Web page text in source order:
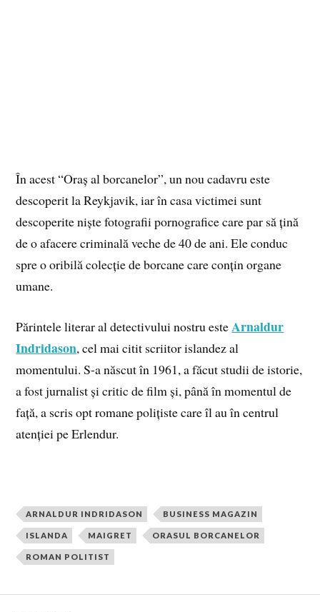
În acest “Oraș al borcanelor”, un nou cadavru este
descoperit la Reykjavik, iar în casa victimei sunt
descoperite niște fotografii pornografice care par să țină
de o afacere criminală veche de 40 de ani. Ele conduc
spre o oribilă colecție de borcane care conțin organe
umane.
Părintele literar al detectivului nostru esteArnaldur
Indridason, cel mai citit scriitor islandez al
momentului. S-a născut în 1961, a făcut studii de istorie,
a fost jurnalist și critic de film și, până în momentul de
față, a scris opt romane polițiste care îl au în centrul
atenției pe Erlendur.
ARNALDUR INDRIDASON BUSINESS MAGAZIN
ISLANDA MAIGRET ORASUL BORCANELOR
ROMAN POLITIST